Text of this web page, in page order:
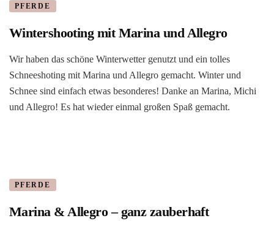
PFERDE
Wintershooting mit Marina und Allegro
Wir haben das schöne Winterwetter genutzt und ein tolles
Schneeshoting mit Marina und Allegro gemacht. Winter und
Schnee sind einfach etwas besonderes! Danke an Marina, Michi
und Allegro! Es hat wieder einmal großen Spaß gemacht.
PFERDE
Marina & Allegro – ganz zauberhaft